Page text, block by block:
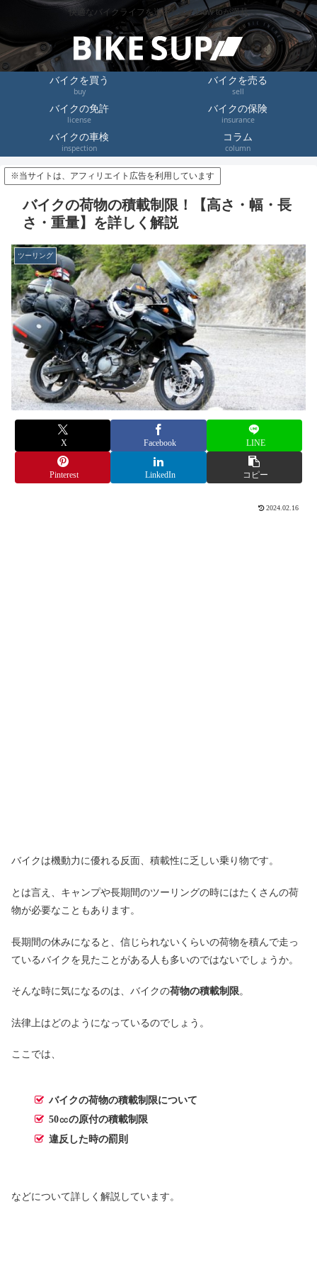
快適なバイクライフを送るためのHow toが満載
バイクを買う
buy
バイクを売る
sell
バイクの免許
license
バイクの保険
insurance
バイクの車検
inspection
コラム
column
※当サイトは、アフィリエイト広告を利用しています
バイクの荷物の積載制限！【高さ・幅・長
さ・重量】を詳しく解説
ツーリング
X Facebook LINE
Pinterest LinkedIn コピー
2024.02.16
バイクは機動力に優れる反面、積載性に乏しい乗り物です。
とは言え、キャンプや長期間のツーリングの時にはたくさんの荷
物が必要なこともあります。
長期間の休みになると、信じられないくらいの荷物を積んで走っ
ているバイクを見たことがある人も多いのではないでしょうか。
そんな時に気になるのは、バイクの荷物の積載制限。
法律上はどのようになっているのでしょう。
ここでは、
バイクの荷物の積載制限について
50㏄の原付の積載制限
違反した時の罰則
などについて詳しく解説しています。